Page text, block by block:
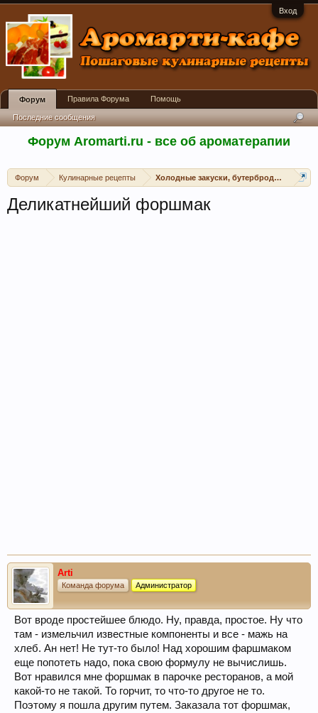
Вход
Форум Aromarti.ru - все об ароматерапии
Форум Кулинарные рецепты Холодные закуски, бутерброды, канапе,
Деликатнейший форшмак
Arti
Команда форума Администратор
Вот вроде простейшее блюдо. Ну, правда, простое. Ну что
там - измельчил известные компоненты и все - мажь на
хлеб. Ан нет! Не тут-то было! Над хорошим фаршмаком
еще попотеть надо, пока свою формулу не вычислишь.
Вот нравился мне форшмак в парочке ресторанов, а мой
какой-то не такой. То горчит, то что-то другое не то.
Поэтому я пошла другим путем. Заказала тот форшмак,
Форум
Последние сообщения
Правила Форума Помощь